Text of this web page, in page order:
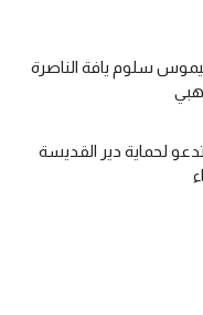
سلوم يافة الناصرة
لحماية دير القديسة